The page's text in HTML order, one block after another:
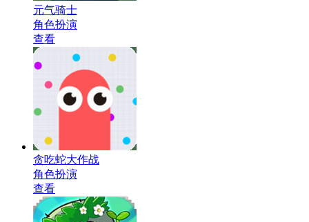
元气骑士
角色扮演
查看
贪吃蛇大作战
角色扮演
查看